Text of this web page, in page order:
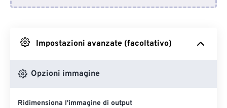
Da Google Drive
Impostazioni avanzate (facoltativo)
Opzioni immagine
Ridimensiona l'immagine di output